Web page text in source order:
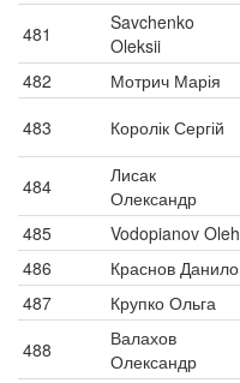
481
Savchenko
Oleksii
482
Мотрич Марія
483
Королік Сергій
484
Лисак
Олександр
485
Vodopianov Oleh
486
Краснов Данило
487
Крупко Ольга
488
Валахов
Олександр